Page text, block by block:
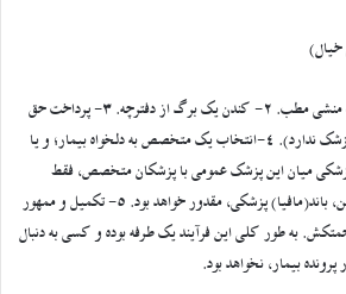
نظام ارجاء؛ یعنی: 1- مراجعه به منشی مطب. 2- کندن یک برگ از دفترچه. 3- پرداخت حق
ویزیت (نیازی به رویت جمال پزشک ندارد). 4-انتخاب یک متخصص به دلخواه بیمار؛ و یا
میان این پزشک عمومی با پزشکان متخصص، فقط
امکان ارجاع به متخصصین همین، باند(مافیا) پزشکی، مقدور خواهد بود. 5- تکمیل و ممهور
به طور کلی این فرآیند یک طرفه بوده و کسی به دنبال
بیمار، نخواهد بود.